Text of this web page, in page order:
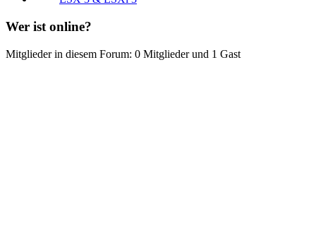
Wer ist online?
Mitglieder in diesem Forum: 0 Mitglieder und 1 Gast